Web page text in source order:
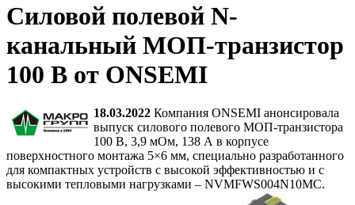
Силовой полевой N-
канальный МОП-транзистор
100 В от ONSEMI
18.03.2022 Компания ONSEMI анонсировала
выпуск силового полевого МОП-транзистора
100 В, 3,9 мОм, 138 А в корпусе
поверхностного монтажа 5×6 мм, специально разработанного
для компактных устройств с высокой эффективностью и с
высокими тепловыми нагрузками – NVMFWS004N10MC.